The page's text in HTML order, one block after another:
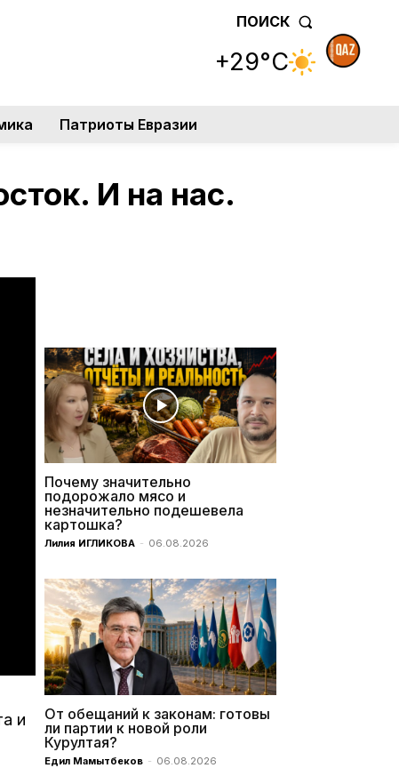
ПОИСК
+29°C
Патриоты Евразии
И на нас.
и
Почему значительно
подорожало мясо и
незначительно подешевела
картошка?
Лилия ИГЛИКОВА - 06.08.2026
От обещаний к законам: готовы
ли партии к новой роли
Курултая?
Едил Мамытбеков - 06.08.2026